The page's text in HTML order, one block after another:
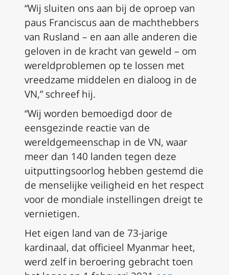
“Wij sluiten ons aan bij de oproep van
paus Franciscus aan de machthebbers
van Rusland – en aan alle anderen die
geloven in de kracht van geweld – om
wereldproblemen op te lossen met
vreedzame middelen en dialoog in de
VN,” schreef hij.
“Wij worden bemoedigd door de
eensgezinde reactie van de
wereldgemeenschap in de VN, waar
meer dan 140 landen tegen deze
uitputtingsoorlog hebben gestemd die
de menselijke veiligheid en het respect
voor de mondiale instellingen dreigt te
vernietigen.
Het eigen land van de 73-jarige
kardinaal, dat officieel Myanmar heet,
werd zelf in beroering gebracht toen